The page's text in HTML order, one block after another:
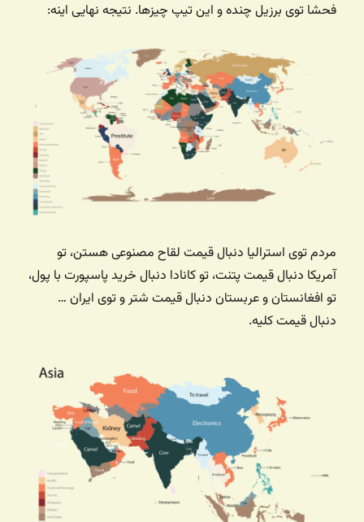
فحشا توی برزیل چنده و این تیپ چیزها. نتیجه نهایی اینه:
مردم توی استرالیا دنبال قیمت لقاح مصنوعی هستن، تو
آمریکا دنبال قیمت پتنت، تو کانادا دنبال خرید پاسپورت با پول،
تو افغانستان و عربستان دنبال قیمت شتر و توی ایران …
دنبال قیمت کلیه.